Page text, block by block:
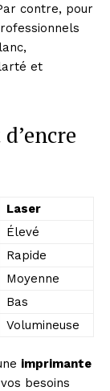
contre, pour
et
Laser
Élevé
Rapide
Moyenne
Bas
Volumineuse
imprimante
besoins